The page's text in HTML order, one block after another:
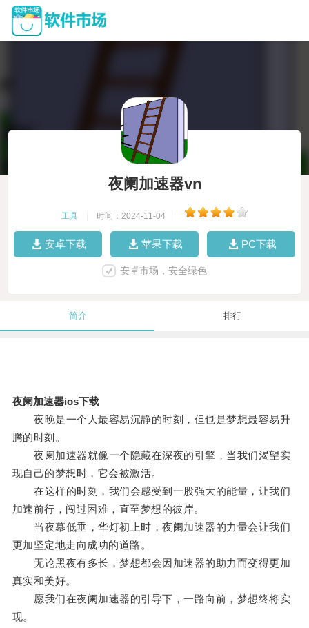
夜阑加速器vn
工具 时间：2024-11-04
安卓下载 苹果下载 PC下载
安卓市场，安全绿色
简介 排行
夜阑加速器ios下载
夜晚是一个人最容易沉静的时刻，但也是梦想最容易升
腾的时刻。
夜阑加速器就像一个隐藏在深夜的引擎，当我们渴望实
现自己的梦想时，它会被激活。
在这样的时刻，我们会感受到一股强大的能量，让我们
加速前行，闯过困难，直至梦想的彼岸。
当夜幕低垂，华灯初上时，夜阑加速器的力量会让我们
更加坚定地走向成功的道路。
无论黑夜有多长，梦想都会因加速器的助力而变得更加
真实和美好。
愿我们在夜阑加速器的引导下，一路向前，梦想终将实
现。